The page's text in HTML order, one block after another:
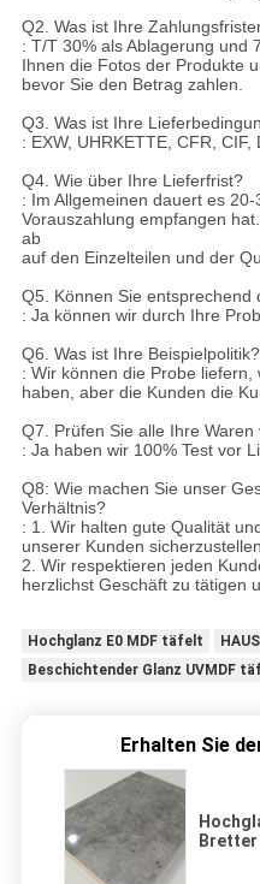
Q2. Was ist Ihre
: T/T 30% als Ablagerung und
Ihnen die Fotos der Produkte
bevor Sie den Betrag zahlen.
Q3. Was ist Ihre
: EXW, UHRKETTE, CFR, CIF,
Q4. Wie über Ihre Lieferfrist?
: Im Allgemeinen dauert es
Vorauszahlung empfangen
ab
auf den Einzelteilen und der
Q5. Können Sie entsprechend
: Ja können wir durch Ihre
Q6. Was ist Ihre Beispielpolitik?
: Wir können die Probe
haben, aber die Kunden die
Q7. Prüfen Sie alle Ihre
: Ja haben wir 100% Test vor
Q8: Wie machen Sie unser
Verhältnis?
: 1. Wir halten gute Qualität
unserer Kunden
2. Wir respektieren jeden
herzlichst Geschäft zu tätigen
Hochglanz E0 MDF täfelt
Beschichtender Glanz UVMDF
Erhalten Sie
Bretter